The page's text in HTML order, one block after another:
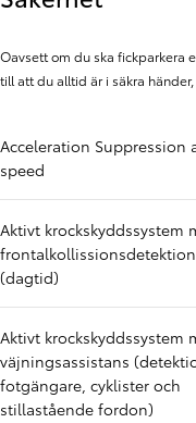
Oavsett om du ska fickparkera
till att du alltid är i säkra
Acceleration Suppression
speed
Aktivt krockskyddssystem
frontalkollissionsdetektion
(dagtid)
Aktivt krockskyddssystem
väjningsassistans
fotgängare, cyklister och
stillastående fordon)